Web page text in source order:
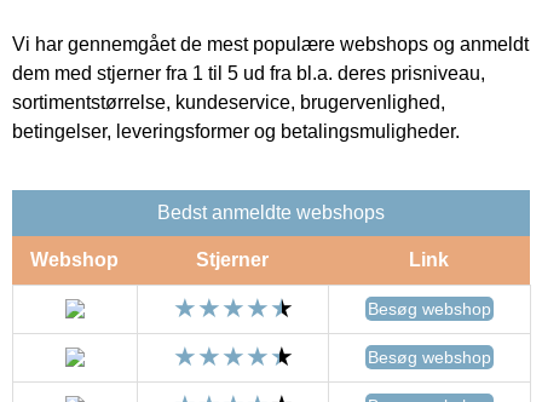
Vi har gennemgået de mest populære webshops og anmeldt
dem med stjerner fra 1 til 5 ud fra bl.a. deres prisniveau,
sortimentstørrelse, kundeservice, brugervenlighed,
betingelser, leveringsformer og betalingsmuligheder.
Bedst anmeldte webshops
Webshop Stjerner Link
Besøg webshop
Besøg webshop